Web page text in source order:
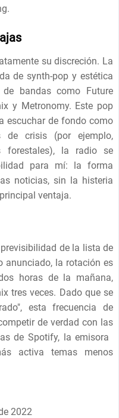
su discreción. La
de synth-pop y estética
bandas como Future
y Metronomy. Este pop
escuchar de fondo como
de crisis (por ejemplo,
forestales), la radio se
para mí: la forma
noticias, sin la histeria
ventaja.
de la lista de
anunciado, la rotación es
horas de la mañana,
tres veces. Dado que se
esta frecuencia de
de verdad con las
de Spotify, la emisora
activa temas menos
2022